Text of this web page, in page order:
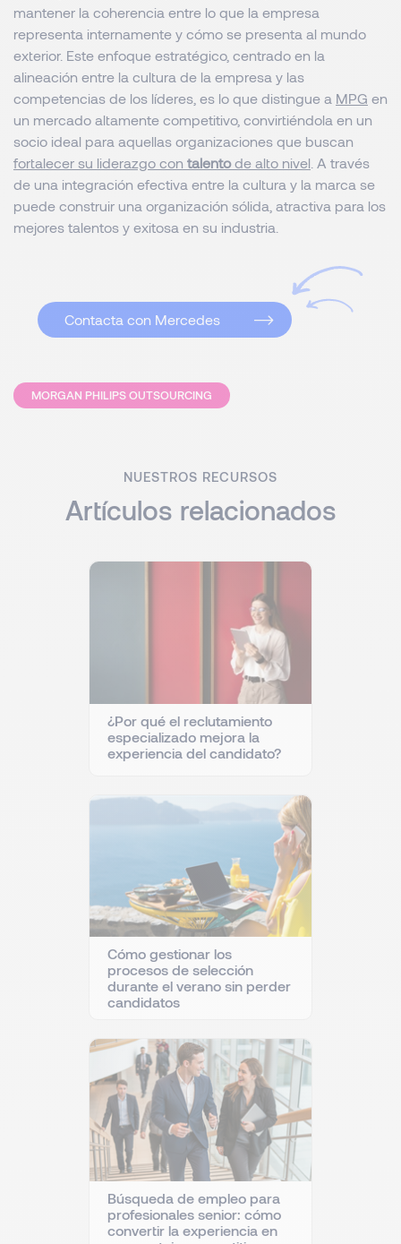
mantener la coherencia entre lo que la empresa
representa internamente y cómo se presenta al mundo
exterior. Este enfoque estratégico, centrado en la
alineación entre la cultura de la empresa y las
competencias de los líderes, es lo que distingue a MPG en
un mercado altamente competitivo, convirtiéndola en un
socio ideal para aquellas organizaciones que buscan
fortalecer su liderazgo con talentode alto nivel . A través
de una integración efectiva entre la cultura y la marca se
puede construir una organización sólida, atractiva para los
mejores talentos y exitosa en su industria.
Contacta con Mercedes
MORGAN PHILIPS OUTSOURCING
NUESTROS RECURSOS
Artículos relacionados
¿Por qué el reclutamiento
especializado mejora la
experiencia del candidato?
Cómo gestionar los
procesos de selección
durante el verano sin perder
candidatos
Búsqueda de empleo para
profesionales senior: cómo
convertir la experiencia en